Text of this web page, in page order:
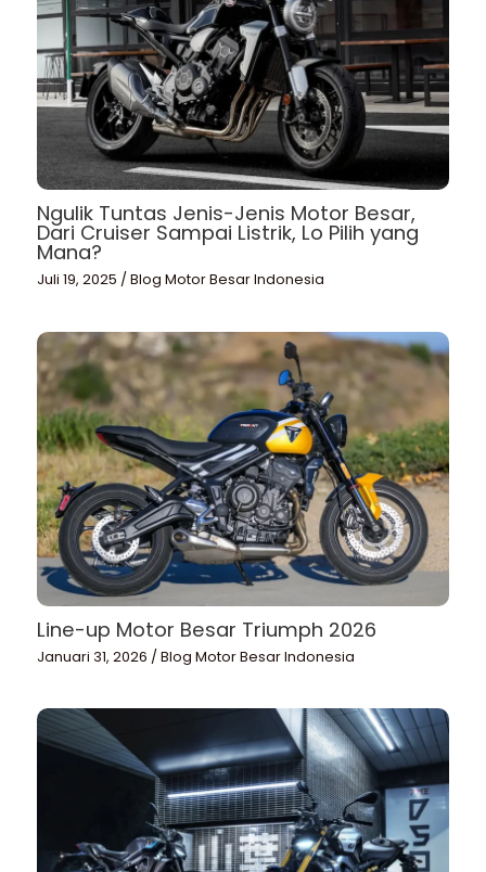
Ngulik Tuntas Jenis-Jenis Motor Besar,
Dari Cruiser Sampai Listrik, Lo Pilih yang
Mana?
Juli 19, 2025 /Blog Motor Besar Indonesia
Line-up Motor Besar Triumph 2026
Januari 31, 2026 /Blog Motor Besar Indonesia